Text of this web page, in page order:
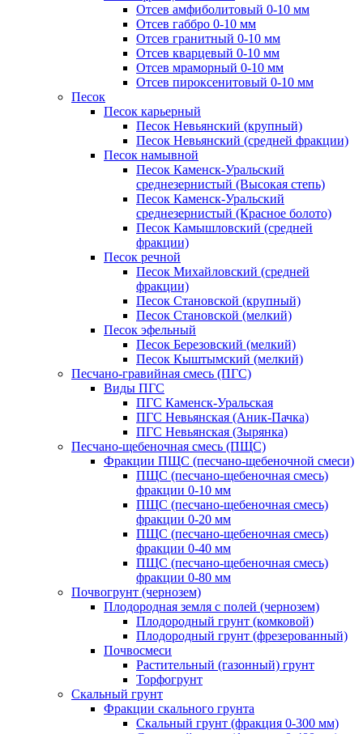
Отсев амфиболитовый 0-10 мм
Отсев габбро 0-10 мм
Отсев гранитный 0-10 мм
Отсев кварцевый 0-10 мм
Отсев мраморный 0-10 мм
Отсев пироксенитовый 0-10 мм
Песок
Песок карьерный
Песок Невьянский (крупный)
Песок Невьянский (средней фракции)
Песок намывной
Песок Каменск-Уральский
среднезернистый (Высокая степь)
Песок Каменск-Уральский
среднезернистый (Красное болото)
Песок Камышловский (средней
фракции)
Песок речной
Песок Михайловский (средней
фракции)
Песок Становской (крупный)
Песок Становской (мелкий)
Песок эфельный
Песок Березовский (мелкий)
Песок Кыштымский (мелкий)
Песчано-гравийная смесь (ПГС)
Виды ПГС
ПГС Каменск-Уральская
ПГС Невьянская (Аник-Пачка)
ПГС Невьянская (Зырянка)
Песчано-щебеночная смесь (ПЩС)
Фракции ПЩС (песчано-щебеночной смеси)
ПЩС (песчано-щебеночная смесь)
фракции 0-10 мм
ПЩС (песчано-щебеночная смесь)
фракции 0-20 мм
ПЩС (песчано-щебеночная смесь)
фракции 0-40 мм
ПЩС (песчано-щебеночная смесь)
фракции 0-80 мм
Почвогрунт (чернозем)
Плодородная земля с полей (чернозем)
Плодородный грунт (комковой)
Плодородный грунт (фрезерованный)
Почвосмеси
Растительный (газонный) грунт
Торфогрунт
Скальный грунт
Фракции скального грунта
Скальный грунт (фракция 0-300 мм)